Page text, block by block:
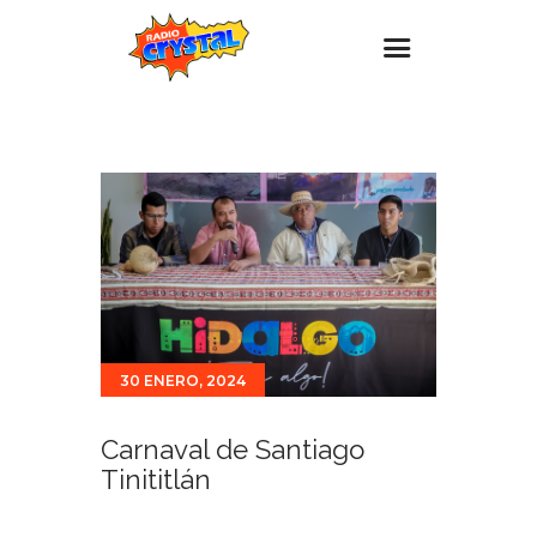
Estaciones
Eventos
Promociones
Noticias
Para ti
Contacto
30 ENERO, 2024
Carnaval de Santiago
Tinititlán